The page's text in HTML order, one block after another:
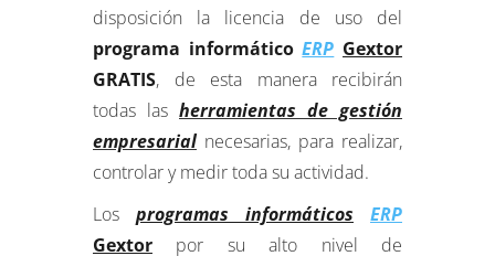
disposición la licencia de uso del
programa informáticoERP Gextor
GRATIS, de esta manera recibirán
todas las herramientas de gestión
empresarialnecesarias, para realizar,
controlar y medir toda su actividad.
Los programas informáticos
ERP
Gextor por su alto nivel de